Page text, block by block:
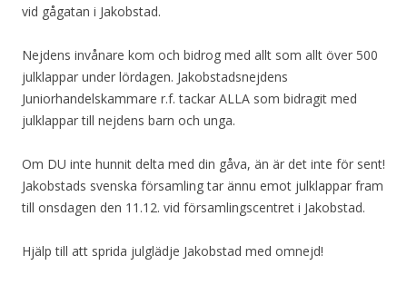
vid gågatan i Jakobstad.
Nejdens invånare kom och bidrog med allt som allt över 500
julklappar under lördagen. Jakobstadsnejdens
Juniorhandelskammare r.f. tackar ALLA som bidragit med
julklappar till nejdens barn och unga.
Om DU inte hunnit delta med din gåva, än är det inte för sent!
Jakobstads svenska församling tar ännu emot julklappar fram
till onsdagen den 11.12. vid församlingscentret i Jakobstad.
Hjälp till att sprida julglädje Jakobstad med omnejd!